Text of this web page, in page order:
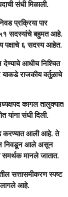
संधी मिळाली.
प्रक्रिया पार
सदस्यांचे बहुमत आहे.
पक्षाचे ६ सदस्य आहेत.
देण्याचे आधीच निश्चित
याकडे राजकीय वर्तुळाचे
कागल तालुक्यात
यांना संधी दिली.
करण्यात आली आहे. ते
निवडून आले असून
मानले जातात.
सत्तासमीकरण स्पष्ट
लागले आहे.